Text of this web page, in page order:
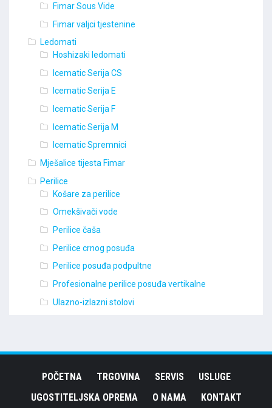
Fimar Sous Vide
Fimar valjci tjestenine
Ledomati
Hoshizaki ledomati
Icematic Serija CS
Icematic Serija E
Icematic Serija F
Icematic Serija M
Icematic Spremnici
Mješalice tijesta Fimar
Perilice
Košare za perilice
Omekšivači vode
Perilice čaša
Perilice crnog posuđa
Perilice posuđa podpultne
Profesionalne perilice posuđa vertikalne
Ulazno-izlazni stolovi
POČETNA TRGOVINA SERVIS
USLUGE
UGOSTITELJSKA OPREMA
O NAMA KONTAKT